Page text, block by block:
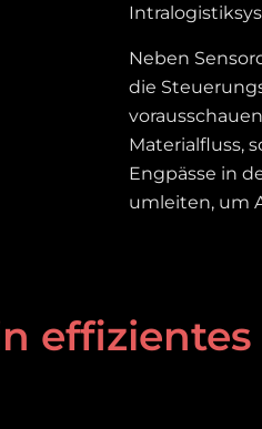
Neben
die
Materialfluss,
Engpässe in
umleiten, um
effizientes